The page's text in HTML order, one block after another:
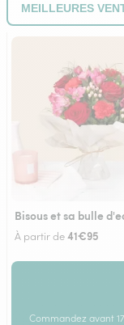
Bisous et sa bulle
À partir de41€95
Commandez avant